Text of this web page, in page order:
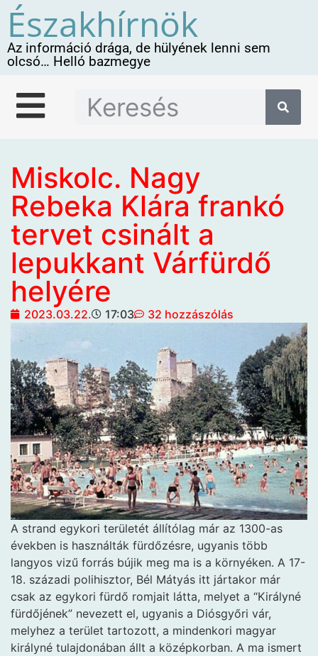
Északhírnök
Az információ drága, de hülyének lenni sem
olcsó… Helló bazmegye
Miskolc. Nagy
Rebeka Klára frankó
tervet csinált a
lepukkant Várfürdő
helyére
2023.03.22. 17:03 32 hozzászólás
A strand egykori területét állítólag már az 1300-as
években is használták fürdőzésre, ugyanis több
langyos vizű forrás bújik meg ma is a környéken. A 17-
18. századi polihisztor, Bél Mátyás itt jártakor már
csak az egykori fürdő romjait látta, melyet a “Királyné
fürdőjének” nevezett el, ugyanis a Diósgyőri vár,
melyhez a terület tartozott, a mindenkori magyar
királyné tulajdonában állt a középkorban. A ma ismert